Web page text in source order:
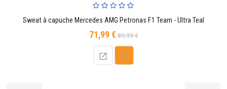
Sweat à capuche Mercedes AMG Petronas F1 Team - Ultra Teal
71,99 €Prix
de
base
89,99 €Prix